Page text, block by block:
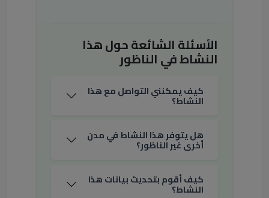
الأسئلة الشائعة حول هذا
النشاط في الناظور
كيف يمكنني التواصل مع هذا
النشاط؟
هل يتوفر هذا النشاط في مدن
أخرى غير الناظور؟
كيف أقوم بتحديث بيانات هذا
النشاط؟